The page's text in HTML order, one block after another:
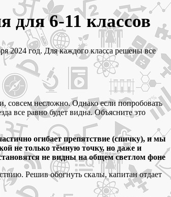
для 6-11 классов
2024 год. Для каждого класса решены все
совсем несложно. Однако если попробовать
все равно будет видна. Объясните это
огибает препятствие (спичку), и мы
не только тёмную точку, но даже и
не видны на общем светлом фоне
Решив обогнуть скалы, капитан отдает